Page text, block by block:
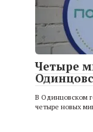
Четыре
В Одинцовском
четыре новых